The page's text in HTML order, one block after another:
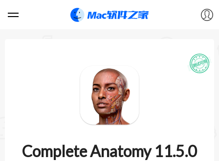
Complete Anatomy 11.5.0